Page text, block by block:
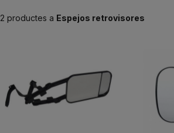
2 productes a Espejos retrovisores